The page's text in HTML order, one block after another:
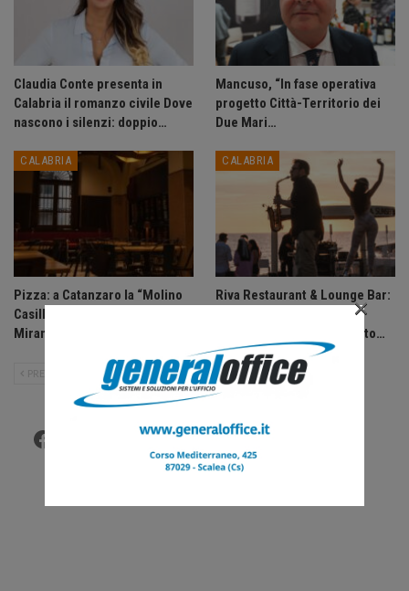
Claudia Conte presenta in
Calabria il romanzo civile Dove
nascono i silenzi: doppio…
Mancuso, “In fase operativa
progetto Città-Territorio dei
Due Mari…
CALABRIA
Pizza: a Catanzaro la “Molino
Casillo Experience” con
Mirante e…
CALABRIA
Riva Restaurant & Lounge Bar:
accompagna ogni momento…
PRECEDENTE SUCCESSIVO
Facebook
×